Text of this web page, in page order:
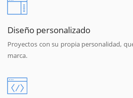
Diseño personalizado
Proyectos con su propia personalidad,
marca.